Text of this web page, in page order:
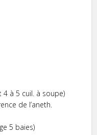
à 5 cuil. à soupe)
de l’aneth.
5 baies)